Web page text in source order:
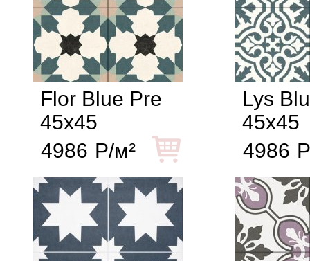
Flor Blue Pre
45x45
4986 Р/м²
Lys
45x45
4986